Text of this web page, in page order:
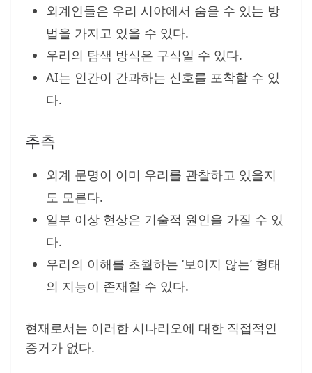
외계인들은 우리 시야에서 숨을 수 있는 방
법을 가지고 있을 수 있다.
우리의 탐색 방식은 구식일 수 있다.
AI는 인간이 간과하는 신호를 포착할 수 있
다.
추측
외계 문명이 이미 우리를 관찰하고 있을지
도 모른다.
일부 이상 현상은 기술적 원인을 가질 수 있
다.
우리의 이해를 초월하는 ‘보이지 않는’ 형태
의 지능이 존재할 수 있다.
현재로서는 이러한 시나리오에 대한 직접적인
증거가 없다.